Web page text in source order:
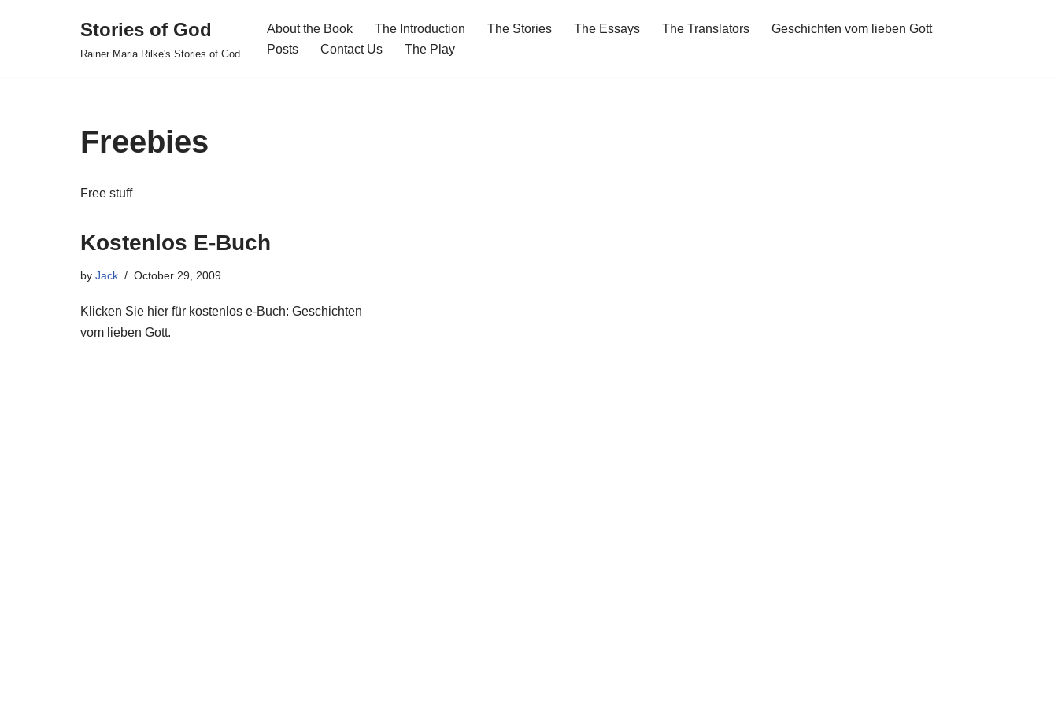
Stories of God
Rainer Maria Rilke's Stories of God
About the Book The Introduction The Stories The Essays The Translators
Geschichten vom lieben Gott
Posts
Contact Us The Play
Freebies
Free stuff
Kostenlos E-Buch
by Jack October 29, 2009
Klicken Sie hier für kostenlos e-Buch: Geschichten
vom lieben Gott.